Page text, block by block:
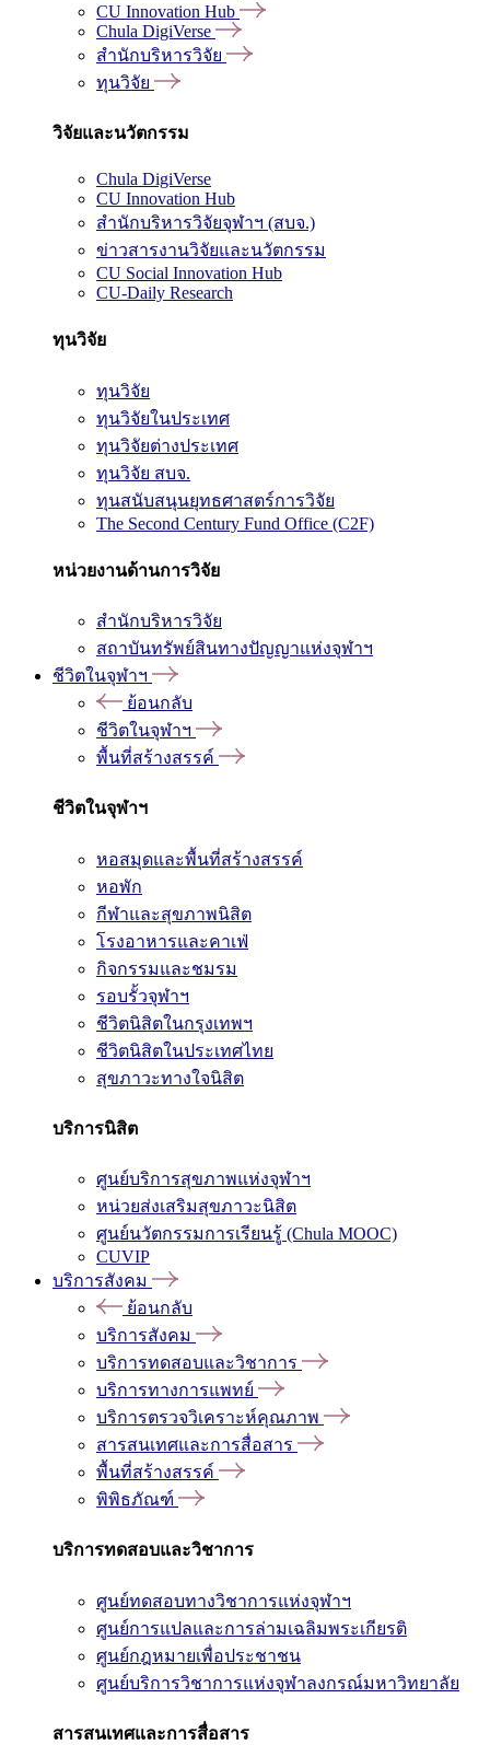
CU Innovation Hub
Chula DigiVerse
สำนักบริหารวิจัย
ทุนวิจัย
วิจัยและนวัตกรรม
Chula DigiVerse
CU Innovation Hub
สำนักบริหารวิจัยจุฬาฯ (สบจ.)
ข่าวสารงานวิจัยและนวัตกรรม
CU Social Innovation Hub
CU-Daily Research
ทุนวิจัย
ทุนวิจัย
ทุนวิจัยในประเทศ
ทุนวิจัยต่างประเทศ
ทุนวิจัย สบจ.
ทุนสนับสนุนยุทธศาสตร์การวิจัย
The Second Century Fund Office (C2F)
หน่วยงานด้านการวิจัย
สำนักบริหารวิจัย
สถาบันทรัพย์สินทางปัญญาแห่งจุฬาฯ
ชีวิตในจุฬาฯ
ย้อนกลับ
ชีวิตในจุฬาฯ
พื้นที่สร้างสรรค์
ชีวิตในจุฬาฯ
หอสมุดและพื้นที่สร้างสรรค์
หอพัก
กีฬาและสุขภาพนิสิต
โรงอาหารและคาเฟ่
กิจกรรมและชมรม
รอบรั้วจุฬาฯ
ชีวิตนิสิตในกรุงเทพฯ
ชีวิตนิสิตในประเทศไทย
สุขภาวะทางใจนิสิต
บริการนิสิต
ศูนย์บริการสุขภาพแห่งจุฬาฯ
หน่วยส่งเสริมสุขภาวะนิสิต
ศูนย์นวัตกรรมการเรียนรู้ (Chula MOOC)
CUVIP
บริการสังคม
ย้อนกลับ
บริการสังคม
บริการทดสอบและวิชาการ
บริการทางการแพทย์
บริการตรวจวิเคราะห์คุณภาพ
สารสนเทศและการสื่อสาร
พื้นที่สร้างสรรค์
พิพิธภัณฑ์
บริการทดสอบและวิชาการ
ศูนย์ทดสอบทางวิชาการแห่งจุฬาฯ
ศูนย์การแปลและการล่ามเฉลิมพระเกียรติ
ศูนย์กฎหมายเพื่อประชาชน
ศูนย์บริการวิชาการแห่งจุฬาลงกรณ์มหาวิทยาลัย
สารสนเทศและการสื่อสาร